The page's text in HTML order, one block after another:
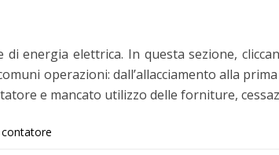
energia elettrica. In questa sezione,
operazioni: dall’allacciamento alla
e mancato utilizzo delle forniture,